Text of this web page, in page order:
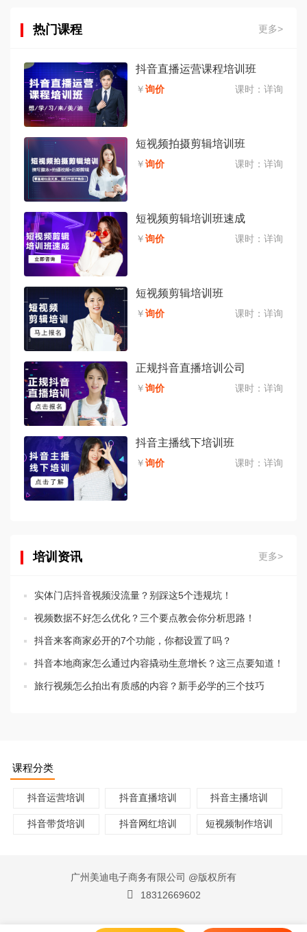
热门课程 更多>
抖音直播运营课程培训班
￥询价 课时： 详询
短视频拍摄剪辑培训班
￥询价 课时： 详询
短视频剪辑培训班速成
￥询价 课时： 详询
短视频剪辑培训班
￥询价 课时： 详询
正规抖音直播培训公司
￥询价 课时： 详询
抖音主播线下培训班
￥询价 课时： 详询
培训资讯 更多>
实体门店抖音视频没流量？别踩这5个违规坑！
视频数据不好怎么优化？三个要点教会你分析思路！
抖音来客商家必开的7个功能，你都设置了吗？
抖音本地商家怎么通过内容撬动生意增长？这三点要知道！
旅行视频怎么拍出有质感的内容？新手必学的三个技巧
课程分类
抖音运营培训 抖音直播培训 抖音主播培训
抖音带货培训 抖音网红培训 短视频制作培训
广州美迪电子商务有限公司 @版权所有
18312669602